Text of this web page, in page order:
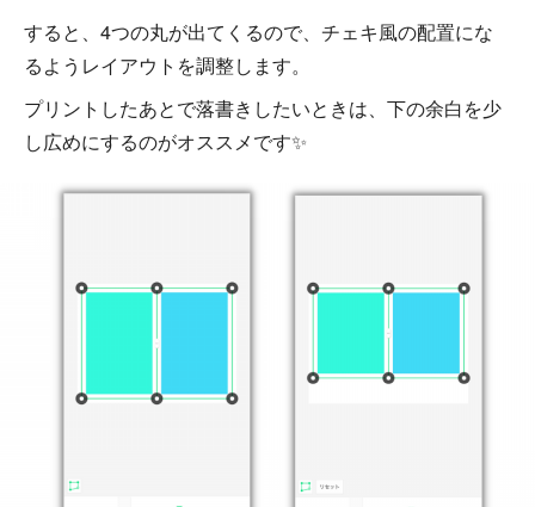
すると、4つの丸が出てくるので、チェキ風の配置にな
るようレイアウトを調整します。
プリントしたあとで落書きしたいときは、下の余白を少
し広めにするのがオススメです✨